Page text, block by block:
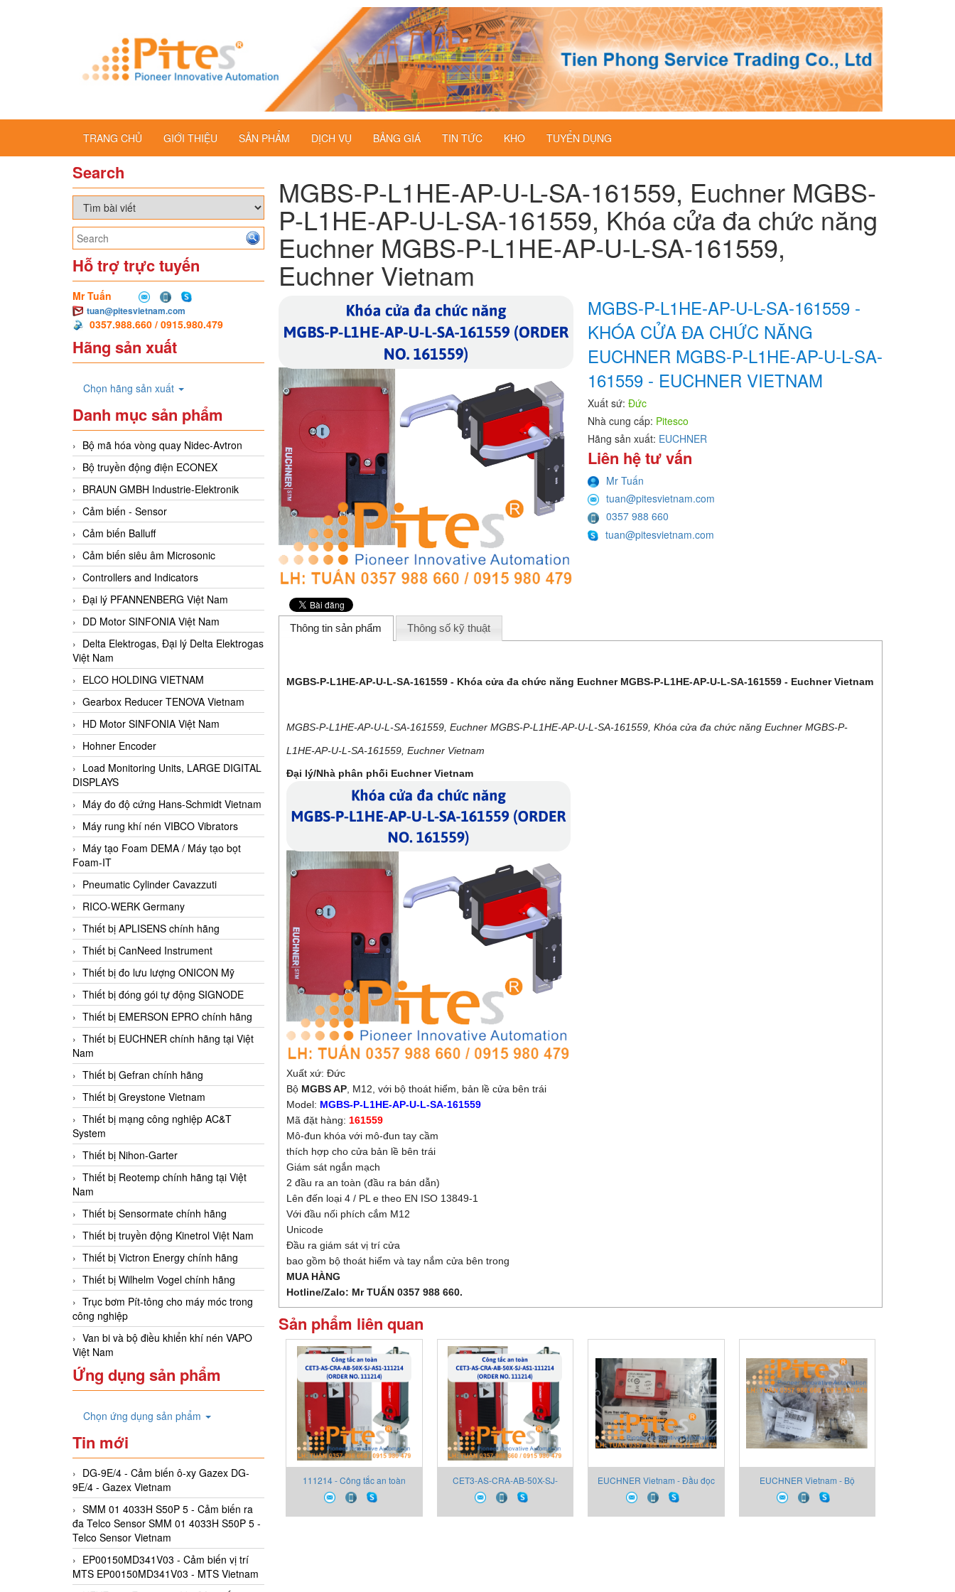
TRANG CHỦ GIỚI THIỆU SẢN PHẨM DỊCH VỤ BẢNG GIÁ TIN TỨC KHO TUYỂN DỤNG
Search
Hỗ trợ trực tuyến
Mr Tuấn
tuan@pitesvietnam.com
0357.988.660 / 0915.980.479
Hãng sản xuất
Chọn hãng sản xuất
Danh mục sản phẩm
Bộ mã hóa vòng quay Nidec-Avtron
Bộ truyền động điện ECONEX
BRAUN GMBH Industrie-Elektronik
Cảm biến - Sensor
Cảm biến Balluff
Cảm biến siêu âm Microsonic
Controllers and Indicators
Đại lý PFANNENBERG Việt Nam
DD Motor SINFONIA Việt Nam
Delta Elektrogas, Đại lý Delta Elektrogas
Việt Nam
ELCO HOLDING VIETNAM
Gearbox Reducer TENOVA Vietnam
HD Motor SINFONIA Việt Nam
Hohner Encoder
Load Monitoring Units, LARGE DIGITAL
DISPLAYS
Máy đo độ cứng Hans-Schmidt Vietnam
Máy rung khí nén VIBCO Vibrators
Máy tạo Foam DEMA / Máy tạo bọt
Foam-IT
Pneumatic Cylinder Cavazzuti
RICO-WERK Germany
Thiết bị APLISENS chính hãng
Thiết bị CanNeed Instrument
Thiết bị đo lưu lượng ONICON Mỹ
Thiết bị đóng gói tự động SIGNODE
Thiết bị EMERSON EPRO chính hãng
Thiết bị EUCHNER chính hãng tại Việt
Nam
Thiết bị Gefran chính hãng
Thiết bị Greystone Vietnam
Thiết bị mạng công nghiệp AC&T
System
Thiết bị Nihon-Garter
Thiết bị Reotemp chính hãng tại Việt
Nam
Thiết bị Sensormate chính hãng
Thiết bị truyền động Kinetrol Việt Nam
Thiết bị Victron Energy chính hãng
Thiết bị Wilhelm Vogel chính hãng
Trục bơm Pít-tông cho máy móc trong
công nghiệp
Van bi và bộ điều khiển khí nén VAPO
Việt Nam
Ứng dụng sản phẩm
Chọn ứng dụng sản phẩm
Tin mới
DG-9E/4 - Cảm biến ô-xy Gazex DG-
9E/4 - Gazex Vietnam
SMM 01 4033H S50P 5 - Cảm biến ra
đa Telco Sensor SMM 01 4033H S50P 5 -
Telco Sensor Vietnam
EP00150MD341V03 - Cảm biến vị trí
MTS EP00150MD341V03 - MTS Vietnam
MGBS-P-L1HE-AP-U-L-SA-161559, Euchner MGBS-
P-L1HE-AP-U-L-SA-161559, Khóa cửa đa chức năng
Euchner MGBS-P-L1HE-AP-U-L-SA-161559,
Euchner Vietnam
MGBS-P-L1HE-AP-U-L-SA-161559 -
KHÓA CỬA ĐA CHỨC NĂNG
EUCHNER MGBS-P-L1HE-AP-U-L-SA-
161559 - EUCHNER VIETNAM
Xuất sứ: Đức
Nhà cung cấp: Pitesco
Hãng sản xuất: EUCHNER
Liên hệ tư vấn
Mr Tuấn
tuan@pitesvietnam.com
0357 988 660
tuan@pitesvietnam.com
Thông tin sản phẩm Thông số kỹ thuật
MGBS-P-L1HE-AP-U-L-SA-161559 - Khóa cửa đa chức năng Euchner MGBS-P-L1HE-AP-U-L-SA-161559 - Euchner Vietnam
MGBS-P-L1HE-AP-U-L-SA-161559, Euchner MGBS-P-L1HE-AP-U-L-SA-161559, Khóa cửa đa chức năng Euchner MGBS-P-
L1HE-AP-U-L-SA-161559, Euchner Vietnam
Đại lý/Nhà phân phối Euchner Vietnam
Xuất xứ: Đức
Bộ MGBS AP , M12, với bộ thoát hiểm, bản lề cửa bên trái
Model: MGBS-P-L1HE-AP-U-L-SA-161559
Mã đặt hàng: 161559
Mô-đun khóa với mô-đun tay cầm
thích hợp cho cửa bản lề bên trái
Giám sát ngắn mạch
2 đầu ra an toàn (đầu ra bán dẫn)
Lên đến loại 4 / PL e theo EN ISO 13849-1
Với đầu nối phích cắm M12
Unicode
Đầu ra giám sát vị trí cửa
bao gồm bộ thoát hiểm và tay nắm cửa bên trong
MUA HÀNG
Hotline/Zalo: Mr TUẤN 0357 988 660.
Sản phẩm liên quan
111214 - Công tắc an toàn
Euchner 111214 - Euchner
Vietnam
CET3-AS-CRA-AB-50X-SJ-
AS1-111214 - Công tắc an
toàn Euchner CET3-AS-CRA-
EUCHNER Vietnam - Đầu đọc
mã hóa EUCHNER CES-A-
LNN-SC-106601
EUCHNER Vietnam - Bộ
truyền động EUCHNER
BETAETIGER-S-WQT-LN